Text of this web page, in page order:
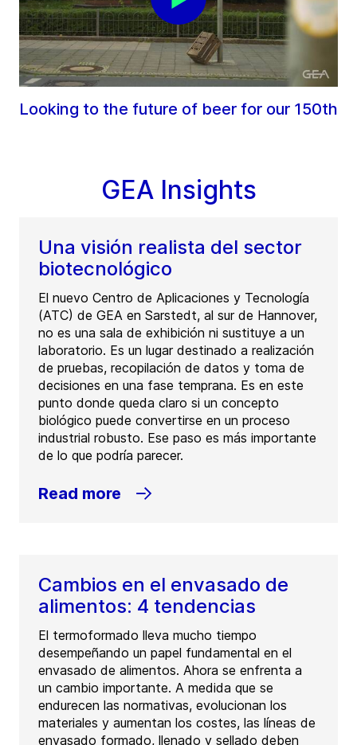
Looking to the future of beer for our 150th
GEA Insights
Una visión realista del sector
biotecnológico
El nuevo Centro de Aplicaciones y Tecnología
(ATC) de GEA en Sarstedt, al sur de Hannover,
no es una sala de exhibición ni sustituye a un
laboratorio. Es un lugar destinado a realización
de pruebas, recopilación de datos y toma de
decisiones en una fase temprana. Es en este
punto donde queda claro si un concepto
biológico puede convertirse en un proceso
industrial robusto. Ese paso es más importante
de lo que podría parecer.
Read more
Cambios en el envasado de
alimentos: 4 tendencias
El termoformado lleva mucho tiempo
desempeñando un papel fundamental en el
envasado de alimentos. Ahora se enfrenta a
un cambio importante. A medida que se
endurecen las normativas, evolucionan los
materiales y aumentan los costes, las líneas de
envasado formado, llenado y sellado deben